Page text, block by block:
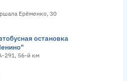
Ерёменко, 30
остановка
291, 56-й км